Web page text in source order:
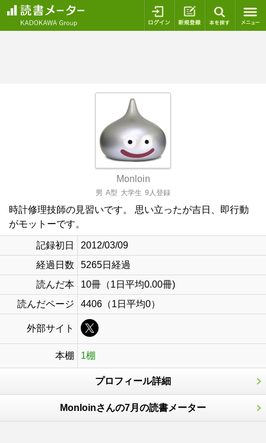
ログイン 新規登録
Monloin
男 A型 大学生 9人登録
時計修理技師の見習いです。 思い立ったが吉日、即行動
がモットーです。
記録初日
2012/03/09
経過日数
5265日経過
読んだ本
10冊（1日平均0.00冊)
読んだページ
4406（1日平均0）
外部サイト
本棚 1棚
プロフィール詳細
Monloinさんの7月の読書メーター